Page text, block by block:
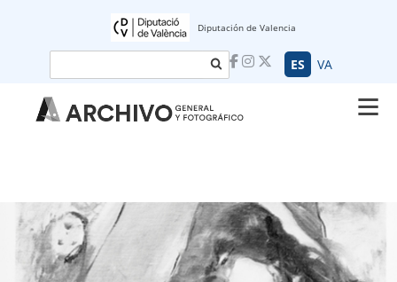
Diputación de Valencia
ES VA